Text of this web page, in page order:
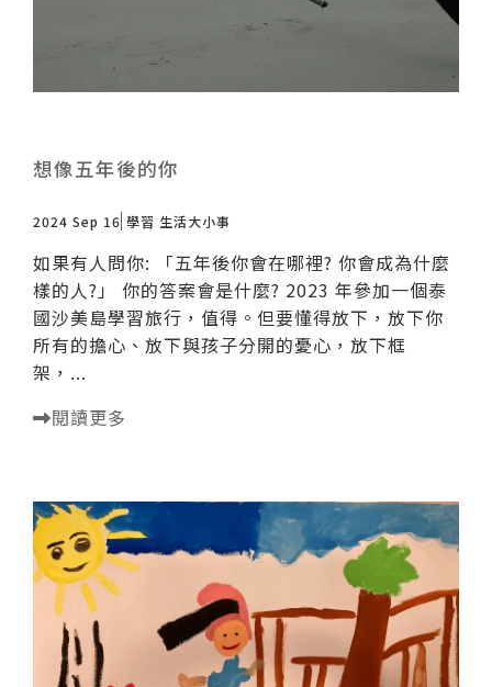
想像五年後的你
2024 Sep 16 學習 生活大小事
如果有人問你: 「五年後你會在哪裡? 你會成為什麼
樣的人?」 你的答案會是什麼? 2023 年參加一個泰
國沙美島學習旅行，值得。但要懂得放下，放下你
所有的擔心、放下與孩子分開的憂心，放下框
架，...
閱讀更多